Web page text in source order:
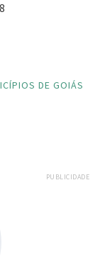
DE GOIÁS
PUBLICIDADE